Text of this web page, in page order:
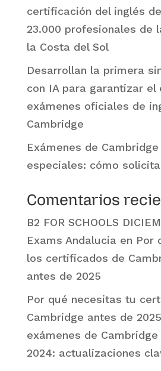
certificación del inglés
23.000 profesionales de
la Costa del Sol
Desarrollan la primera
con IA para garantizar el
exámenes oficiales de
Cambridge
Exámenes de
especiales: cómo
Comentarios
B2 FOR SCHOOLS
Exams Andalucia en Por
los certificados de
antes de 2025
Por qué necesitas tu
Cambridge antes de 2025
exámenes de
2024: actualizaciones